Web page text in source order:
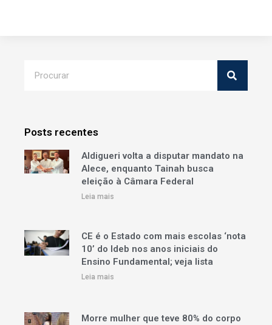
Posts recentes
Aldigueri volta a disputar mandato na
Alece, enquanto Tainah busca
eleição à Câmara Federal
Leia mais
CE é o Estado com mais escolas ‘nota
10’ do Ideb nos anos iniciais do
Ensino Fundamental; veja lista
Leia mais
Morre mulher que teve 80% do corpo